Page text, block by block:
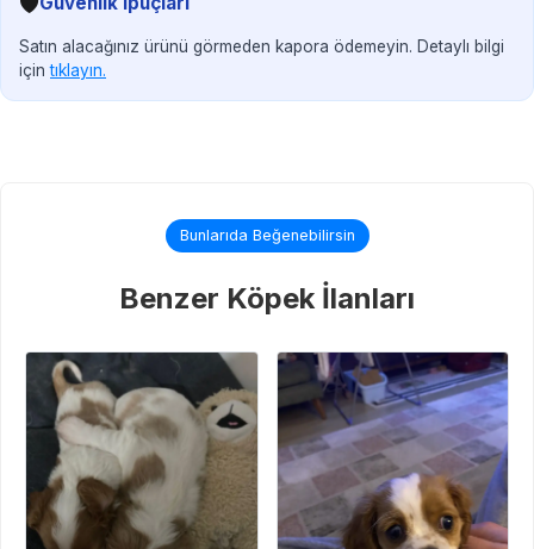
Satın alacağınız ürünü görmeden kapora ödemeyin. Detaylı bilgi
içintıklayın.
Bunlarıda Beğenebilirsin
Benzer Köpek İlanları